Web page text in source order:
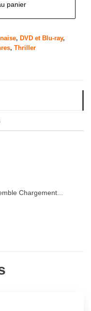
panier
, DVD et Blu-ray,
, Thriller
Chargement...